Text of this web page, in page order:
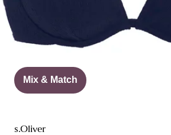
Mix & Match
s.Oliver